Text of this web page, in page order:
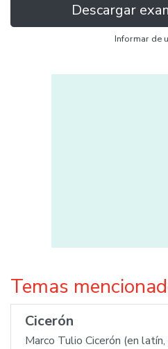
Descargar
Informar de
Temas
Cicerón
Marco Tulio Cicerón (en